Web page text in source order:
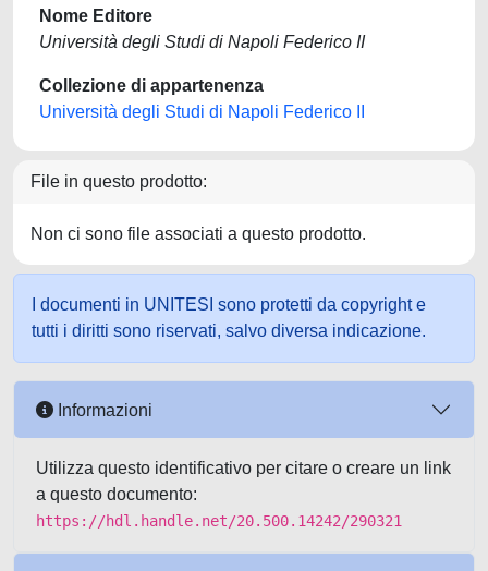
Nome Editore
Università degli Studi di Napoli Federico II
Collezione di appartenenza
Università degli Studi di Napoli Federico II
File in questo prodotto:
Non ci sono file associati a questo prodotto.
I documenti in UNITESI sono protetti da copyright e
tutti i diritti sono riservati, salvo diversa indicazione.
Informazioni
Utilizza questo identificativo per citare o creare un link
a questo documento:
https://hdl.handle.net/20.500.14242/290321